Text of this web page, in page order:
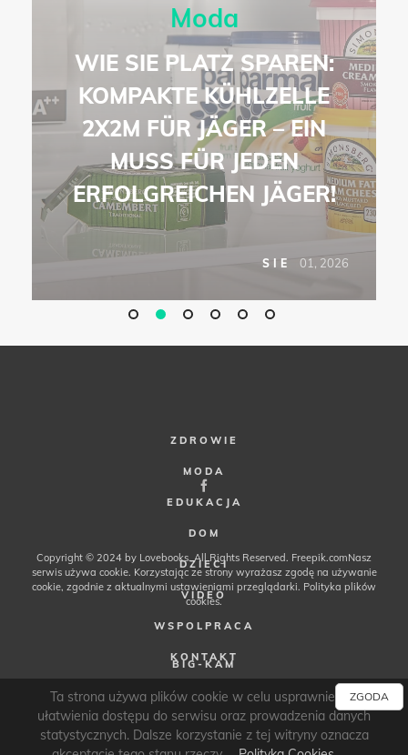
Ta strona używa plików cookie w celu usprawnienia i
ułatwienia dostępu do serwisu oraz prowadzenia danych
statystycznych. Dalsze korzystanie z tej witryny oznacza
ZGODA
Moda
WIE SIE PLATZ SPAREN:
KOMPAKTE KÜHLZELLE
2X2M FÜR JÄGER – EIN
MUSS FÜR JEDEN
ERFOLGREICHEN JÄGER!
SIE 01, 2026
ZDROWIE
MODA
EDUKACJA
DOM
DZIECI
VIDEO
WSPOLPRACA
KONTAKT
Copyright © 2024 by Lovebooks. All Rights Reserved. Freepik.comNasz
serwis używa cookie. Korzystając ze strony wyrażasz zgodę na używanie
cookie, zgodnie z aktualnymi ustawieniami przeglądarki. Polityka plików
cookies.
BIG-KAM
FRANCUSKIE PERFUMY